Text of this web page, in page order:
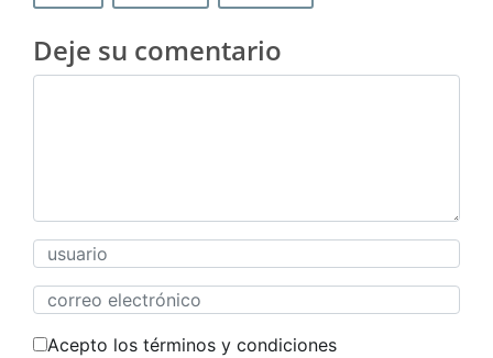
Deje su comentario
Acepto los términos y condiciones